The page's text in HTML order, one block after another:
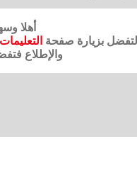
أهلا
بزيارة صفحة التعليمات
والإطلاع